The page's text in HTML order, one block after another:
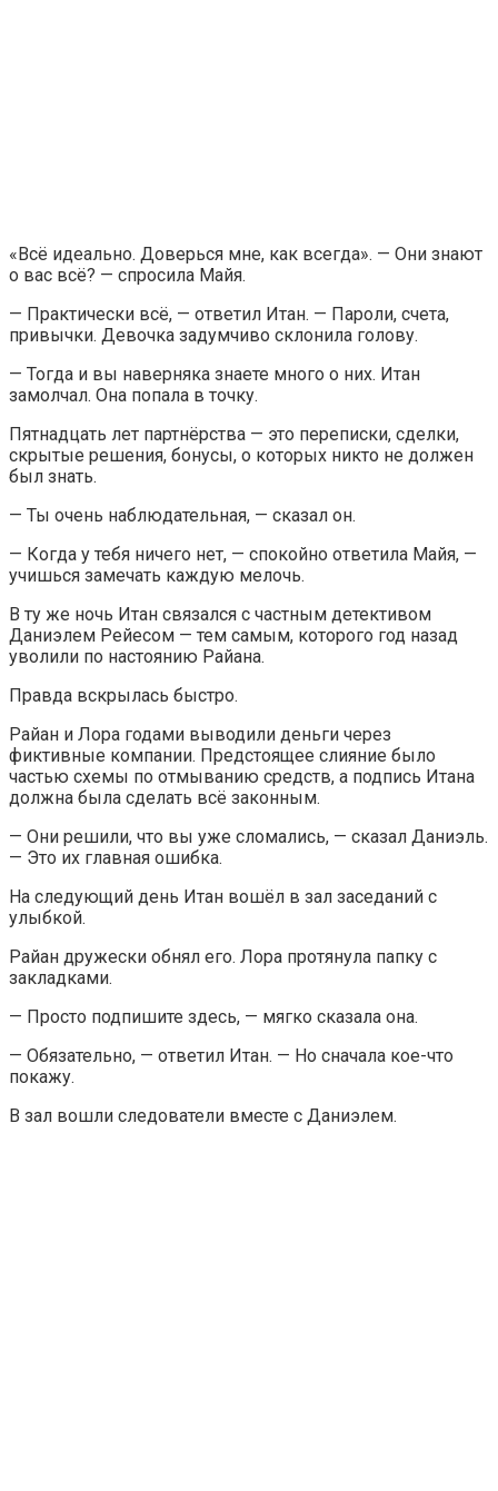
«Всё идеально. Доверься мне, как всегда». — Они знают
о вас всё? — спросила Майя.
— Практически всё, — ответил Итан. — Пароли, счета,
привычки. Девочка задумчиво склонила голову.
— Тогда и вы наверняка знаете много о них. Итан
замолчал. Она попала в точку.
Пятнадцать лет партнёрства — это переписки, сделки,
скрытые решения, бонусы, о которых никто не должен
был знать.
— Ты очень наблюдательная, — сказал он.
— Когда у тебя ничего нет, — спокойно ответила Майя, —
учишься замечать каждую мелочь.
В ту же ночь Итан связался с частным детективом
Даниэлем Рейесом — тем самым, которого год назад
уволили по настоянию Райана.
Правда вскрылась быстро.
Райан и Лора годами выводили деньги через
фиктивные компании. Предстоящее слияние было
частью схемы по отмыванию средств, а подпись Итана
должна была сделать всё законным.
— Они решили, что вы уже сломались, — сказал Даниэль.
— Это их главная ошибка.
На следующий день Итан вошёл в зал заседаний с
улыбкой.
Райан дружески обнял его. Лора протянула папку с
закладками.
— Просто подпишите здесь, — мягко сказала она.
— Обязательно, — ответил Итан. — Но сначала кое-что
покажу.
В зал вошли следователи вместе с Даниэлем.